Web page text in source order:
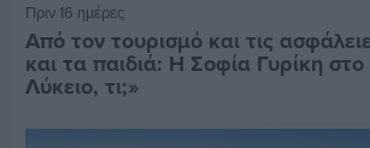
Πριν 16 ημέρες
Από τον τουρισμό και τις
και τα παιδιά: Η Σοφία Γυρίκη
Λύκειο, τι;»